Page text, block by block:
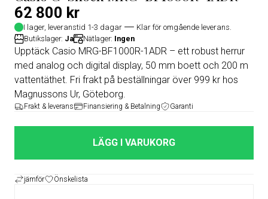
62 800 kr
I lager, leveranstid 1-3 dagar
Klar för omgående leverans.
Butikslager: Ja Nätlager: Ingen
Upptäck Casio MRG-BF1000R-1ADR – ett robust herrur
med analog och digital display, 50 mm boett och 200 m
vattentäthet. Fri frakt på beställningar över 999 kr hos
Magnussons Ur, Göteborg.
Frakt & leverans Finansiering & Betalning Garanti
LÄGG I VARUKORG
jämför Önskelista